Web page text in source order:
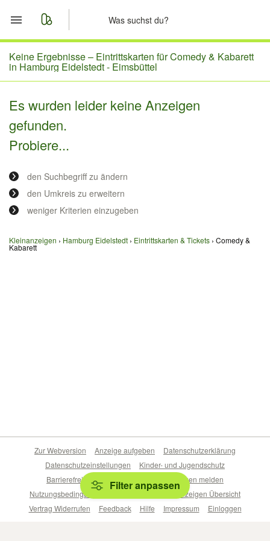
Start
Merkliste
Nachrichten
Anzeige aufgeben
Keine Ergebnisse – Eintrittskarten für Comedy & Kabarett
in Hamburg Eidelstedt - Eimsbüttel
Es wurden leider keine Anzeigen
gefunden.
Probiere...
den Suchbegriff zu ändern
den Umkreis zu erweitern
weniger Kriterien einzugeben
Kleinanzeigen Hamburg Eidelstedt Eintrittskarten & Tickets Comedy &
Kabarett
Filter anpassen
Zur Webversion Anzeige aufgeben
Datenschutzerklärung
Datenschutzeinstellungen
Kinder- und Jugendschutz
Barrierefreiheitserklärung
Sicherheitslücken melden
Nutzungsbedingungen
Beliebte Suchen
Anzeigen Übersicht
Vertrag Widerrufen
Feedback Hilfe Impressum Einloggen